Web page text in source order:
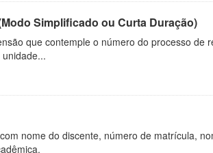
Simplificado ou Curta Duração)
que contemple o número do processo de
nome do discente, número de matrícula,